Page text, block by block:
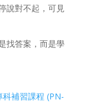
說對不起，可見
找答案，而是學
補習課程 (PN-